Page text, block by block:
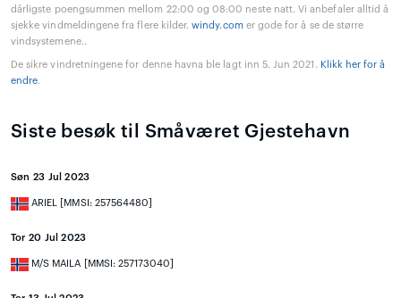
dårligste poengsummen mellom 22:00 og 08:00 neste natt. Vi anbefaler alltid å
sjekke vindmeldingene fra flere kilder.windy.comer gode for å se de større
vindsystemene..
De sikre vindretningene for denne havna ble lagt inn 5. Jun 2021. Klikk her for å
endre.
Siste besøk til Småværet Gjestehavn
Søn 23 Jul 2023
ARIEL [MMSI: 257564480]
Tor 20 Jul 2023
M/S MAILA [MMSI: 257173040]